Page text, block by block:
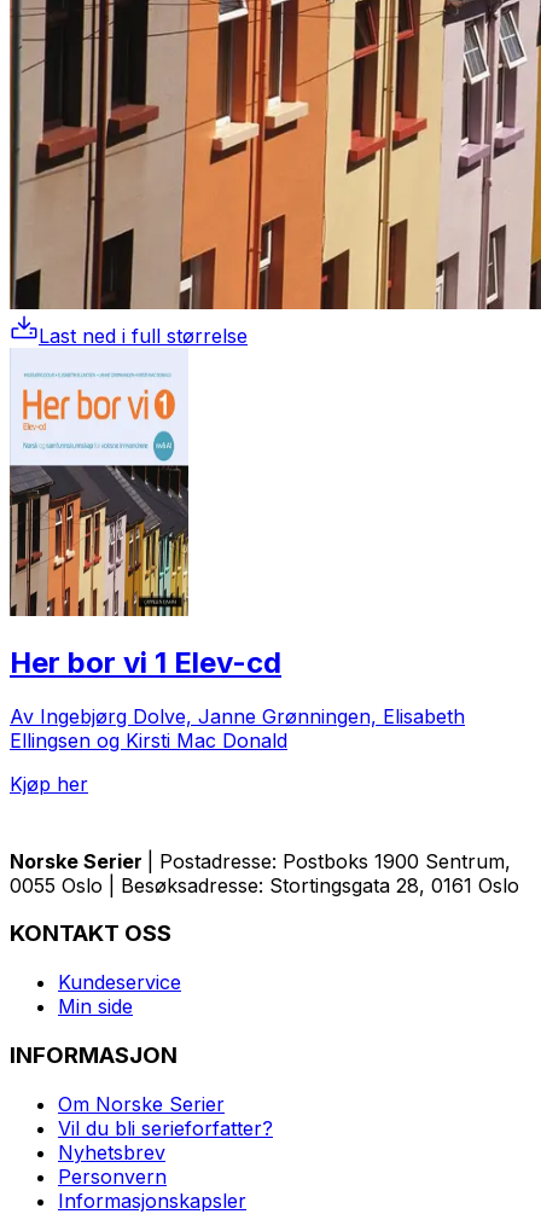
Last ned i full størrelse
Her bor vi 1 Elev-cd
Av Ingebjørg Dolve, Janne Grønningen, Elisabeth
Ellingsen og Kirsti Mac Donald
Kjøp her
Norske Serier
| Postadresse: Postboks 1900 Sentrum,
0055 Oslo | Besøksadresse: Stortingsgata 28, 0161 Oslo
KONTAKT OSS
Kundeservice
Min side
INFORMASJON
Om Norske Serier
Vil du bli serieforfatter?
Nyhetsbrev
Personvern
Informasjonskapsler